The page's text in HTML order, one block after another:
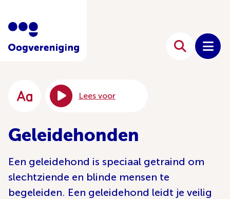
Lees voor
Geleidehonden
Een geleidehond is speciaal getraind om
slechtziende en blinde mensen te
begeleiden. Een geleidehond leidt je veilig